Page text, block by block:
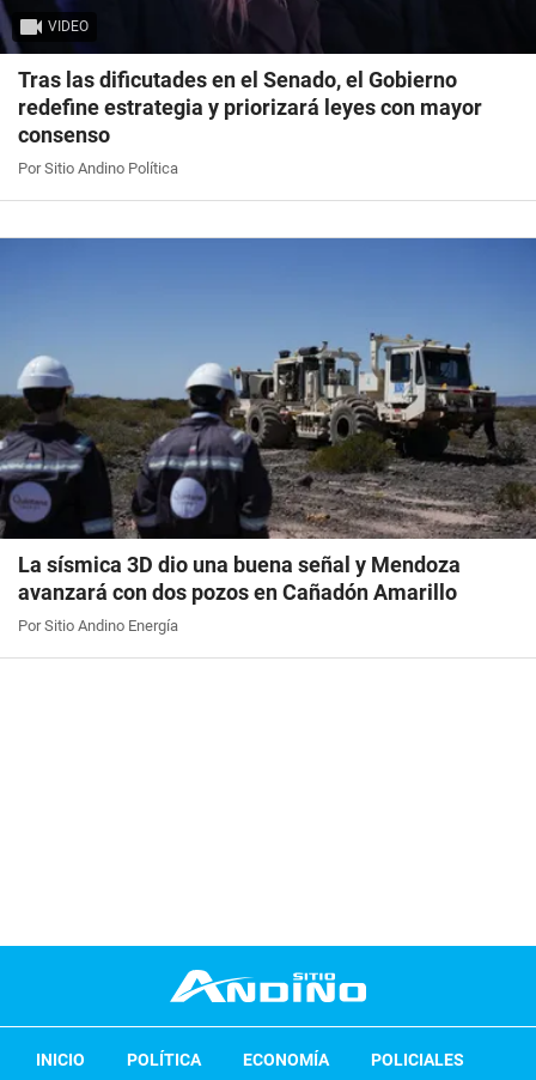
VIDEO
Tras las dificutades en el Senado, el Gobierno
redefine estrategia y priorizará leyes con mayor
consenso
Por Sitio Andino Política
La sísmica 3D dio una buena señal y Mendoza
avanzará con dos pozos en Cañadón Amarillo
Por Sitio Andino Energía
INICIO POLÍTICA ECONOMÍA POLICIALES